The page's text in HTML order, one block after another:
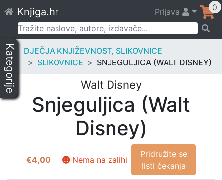
to
content
Knjiga.hr Prijava 0
Pretraži:
Kategorije
DJEČJA KNJIŽEVNOST, SLIKOVNICE
SLIKOVNICE
SNJEGULJICA (WALT DISNEY)
Walt Disney
Snjeguljica (Walt
Disney)
€4,00 Nema na zalihi
Pridružite se
listi čekanja